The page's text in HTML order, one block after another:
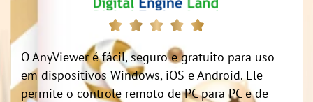
O AnyViewer é fácil, seguro e gratuito para uso
em dispositivos Windows, iOS e Android. Ele
permite o controle remoto de PC para PC e de